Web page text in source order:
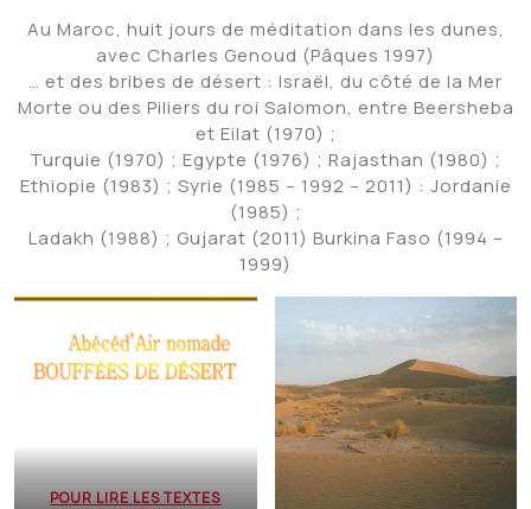
Au Maroc, huit jours de méditation dans les dunes,
avec Charles Genoud (Pâques 1997)
… et des bribes de désert : Israël, du côté de la Mer
Morte ou des Piliers du roi Salomon, entre Beersheba
et Eilat (1970) ;
Turquie (1970) ; Egypte (1976) ; Rajasthan (1980) ;
Ethiopie (1983) ; Syrie (1985 – 1992 – 2011) : Jordanie
(1985) ;
Ladakh (1988) ; Gujarat (2011) Burkina Faso (1994 –
1999)
POUR LIRE LES TEXTES